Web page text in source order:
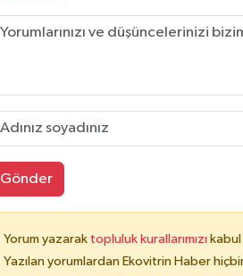
Gönder
Yorum yazarak topluluk kurallarımızı
Yazılan yorumlardan Ekovitrin Haber